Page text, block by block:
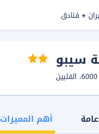
+ فنادق
سيبو
أهم المميزات